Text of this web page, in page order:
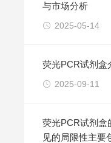
与市场分析
2025-05-14
荧光PCR试剂盒
2025-09-11
荧光PCR试剂盒
见的局限性主要